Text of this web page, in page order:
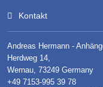
Kontakt
Andreas Hermann -
Herdweg 14,
Wernau, 73249 Germany
+49 7153-995 39 78